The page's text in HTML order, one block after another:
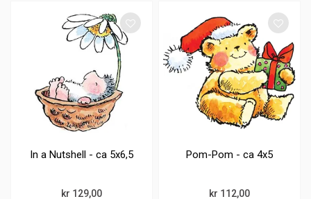
In a Nutshell - ca 5x6,5
kr 129,00
Pom-Pom - ca 4x5
kr 112,00